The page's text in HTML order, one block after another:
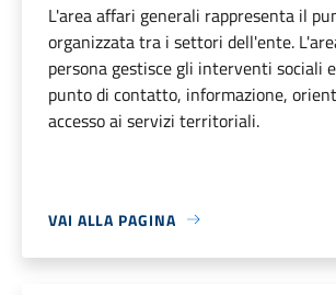
L'area affari generali rappresenta il
organizzata tra i settori dell'ente.
persona gestisce gli interventi sociali
punto di contatto, informazione,
accesso ai servizi territoriali.
VAI ALLA PAGINA